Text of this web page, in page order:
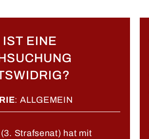
EINE
: ALLGEMEIN
Strafsenat) hat mit